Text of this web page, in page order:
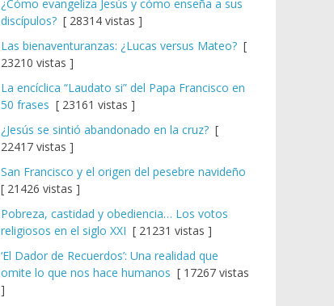
¿Cómo evangeliza Jesús y cómo enseña a sus
discípulos? [ 28314 vistas ]
Las bienaventuranzas: ¿Lucas versus Mateo? [
23210 vistas ]
La encíclica “Laudato si” del Papa Francisco en
50 frases [ 23161 vistas ]
¿Jesús se sintió abandonado en la cruz? [
22417 vistas ]
San Francisco y el origen del pesebre navideño
[ 21426 vistas ]
Pobreza, castidad y obediencia… Los votos
religiosos en el siglo XXI [ 21231 vistas ]
‘El Dador de Recuerdos’: Una realidad que
omite lo que nos hace humanos [ 17267 vistas
]